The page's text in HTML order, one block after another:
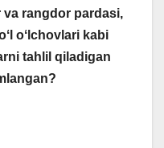
va rangdor pardasi,
oʻlchovlari kabi
tahlil qiladigan